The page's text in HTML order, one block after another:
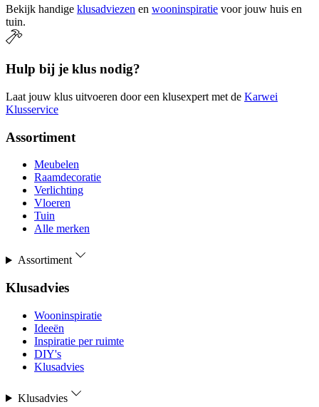
Bekijk handige klusadviezen en wooninspiratie voor jouw huis en
tuin.
Hulp bij je klus nodig?
Laat jouw klus uitvoeren door een klusexpert met de Karwei
Klusservice
Assortiment
Meubelen
Raamdecoratie
Verlichting
Vloeren
Tuin
Alle merken
Assortiment
Klusadvies
Wooninspiratie
Ideeën
Inspiratie per ruimte
DIY's
Klusadvies
Klusadvies